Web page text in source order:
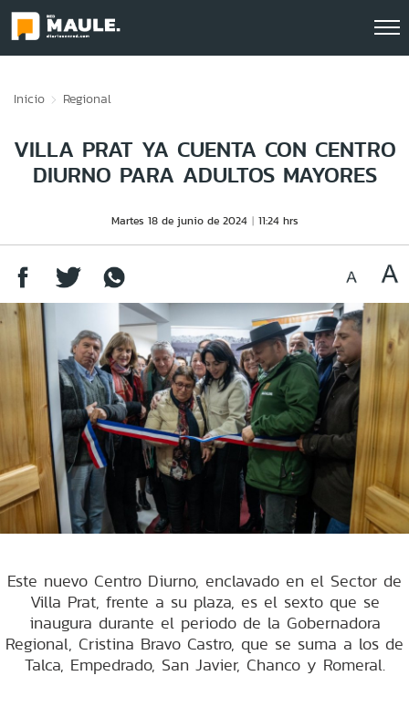
Inicio Regional
VILLA PRAT YA CUENTA CON CENTRO
DIURNO PARA ADULTOS MAYORES
Martes 18 de junio de 2024 11:24 hrs
Este nuevo Centro Diurno, enclavado en el Sector de
Villa Prat, frente a su plaza, es el sexto que se
inaugura durante el periodo de la Gobernadora
Regional, Cristina Bravo Castro, que se suma a los de
Talca, Empedrado, San Javier, Chanco y Romeral.